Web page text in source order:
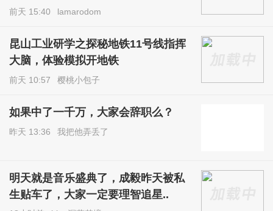
前天 15:40 lamarodom
昆山工业研学之探秘地铁11号线指挥
大脑，体验模拟开地铁
前天 10:57 樱桃小包子
如果中了一千万，大家会辞职么？
昨天 13:36 我把他弄丢了
明天就是音乐盛典了，成毅昨天被私
生贴车了，大家一定要理智追星..